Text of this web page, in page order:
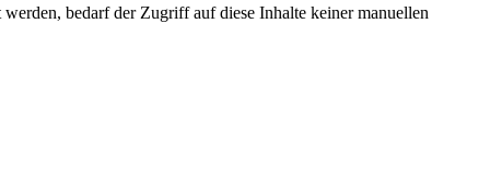
bedarf der Zugriff auf diese Inhalte keiner manuellen